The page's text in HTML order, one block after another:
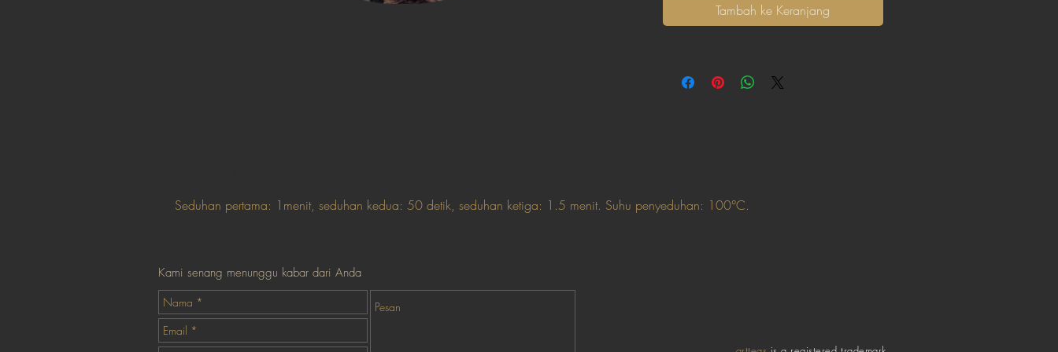
Tambah ke Keranjang
Seduhan pertama: 1menit, seduhan kedua: 50 detik, seduhan ketiga: 1.5 menit. Suhu penyeduhan: 100°C.
Kami senang menunggu kabar dari Anda